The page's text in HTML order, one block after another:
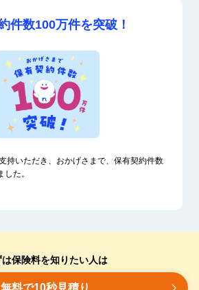
件数100万件を突破！
持いただき、おかげさまで、保有契約件数
た。
は保険料を知りたい人は
無料で10秒見積り